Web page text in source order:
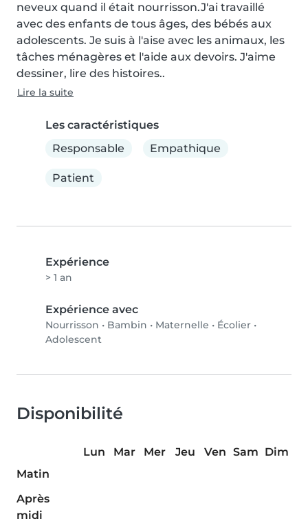
neveux quand il était nourrisson.J'ai travaillé
avec des enfants de tous âges, des bébés aux
adolescents. Je suis à l'aise avec les animaux, les
tâches ménagères et l'aide aux devoirs. J'aime
dessiner, lire des histoires..
Lire la suite
Les caractéristiques
Responsable
Empathique
Patient
Expérience
> 1 an
Expérience avec
Nourrisson • Bambin • Maternelle • Écolier •
Adolescent
Disponibilité
Lun Mar Mer Jeu Ven Sam Dim
Matin
Après
midi